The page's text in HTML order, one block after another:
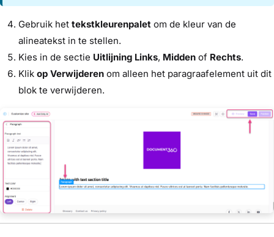
Gebruik het tekstkleurenpalet om de kleur van de
alineatekst in te stellen.
Kies in de sectie Uitlijning Links, Midden of Rechts.
Klik op Verwijderen om alleen het paragraafelement uit dit
blok te verwijderen.